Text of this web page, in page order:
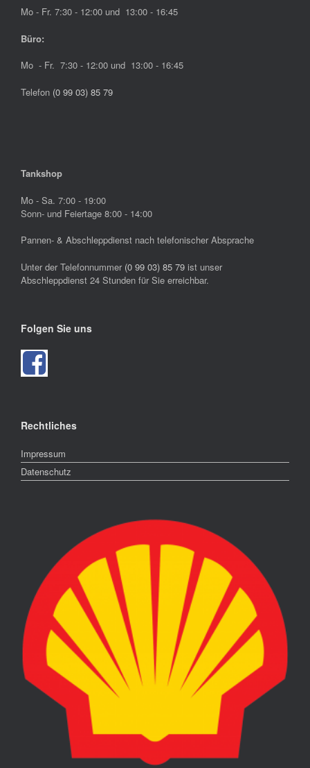
Mo - Fr. 7:30 - 12:00 und 13:00 - 16:45
Büro:
Mo - Fr. 7:30 - 12:00 und 13:00 - 16:45
Telefon (0 99 03) 85 79
Tankshop
Mo - Sa. 7:00 - 19:00
Sonn- und Feiertage 8:00 - 14:00
Pannen- & Abschleppdienst nach telefonischer Absprache
Unter der Telefonnummer (0 99 03) 85 79 ist unser
Abschleppdienst 24 Stunden für Sie erreichbar.
Folgen Sie uns
Rechtliches
Impressum
Datenschutz